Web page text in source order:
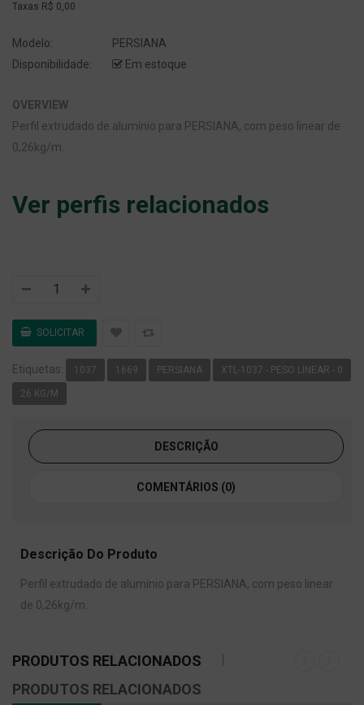
Taxas R$ 0,00
Modelo:
PERSIANA
Disponibilidade:
Em estoque
OVERVIEW
Perfil extrudado de alumínio para PERSIANA, com peso linear de
0,26kg/m.
Ver perfis relacionados
Etiquetas: 1037 1669 PERSIANA XTL-1037 - PESO LINEAR - 0
26 KG/M
DESCRIÇÃO
COMENTÁRIOS (0)
Descrição Do Produto
Perfil extrudado de alumínio para PERSIANA, com peso linear
de 0,26kg/m.
PRODUTOS RELACIONADOS
PRODUTOS RELACIONADOS